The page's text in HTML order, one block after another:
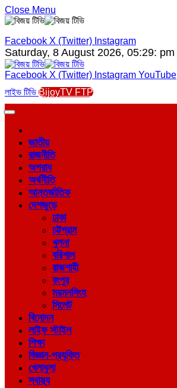
Close Menu
Facebook X (Twitter) Instagram
Saturday, 8 August 2026, 05:29: pm
Facebook X (Twitter) Instagram YouTube
লাইভ টিভি BijoyTV FTP
জাতীয়
রাজনীতি
অপরাধ
অর্থনীতি
আন্তর্জাতিক
দেশজুড়ে
ঢাকা
চট্টগ্রাম
খুলনা
বরিশাল
রাজশাহী
রংপুর
ময়মনসিংহ
সিলেট
বিনোদন
লাইফ স্টাইল
শিক্ষা
বিজ্ঞান-প্রযুক্তি
খেলাধুলা
স্বাস্থ্য